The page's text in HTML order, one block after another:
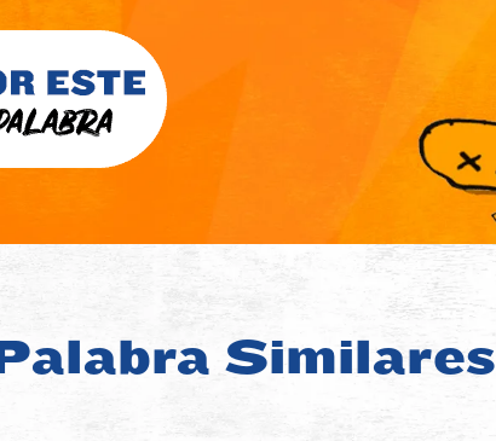
Similares